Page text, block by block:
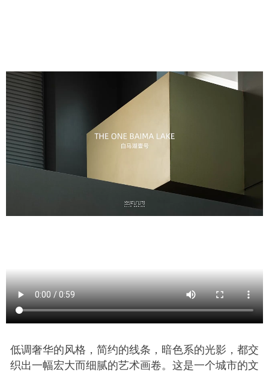
低调奢华的风格，简约的线条，暗色系的光影，都交
织出一幅宏大而细腻的艺术画卷。这是一个城市的文